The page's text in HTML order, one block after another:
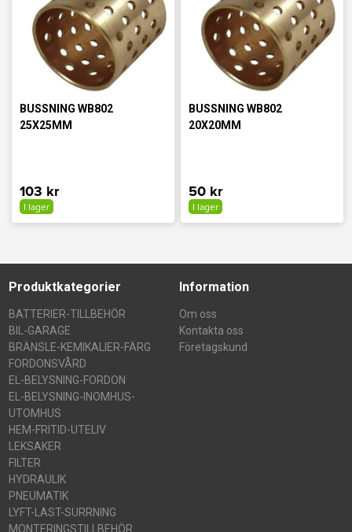
BUSSNING WB802
25X25MM
103 kr
I lager
BUSSNING WB802
20X20MM
50 kr
I lager
Produktkategorier
BATTERIER-TILLBEHÖR
BIL-GARAGE
BRÄNSLE-KEMIKALIER-FÄRG
FORDONSVÅRD
EL-BELYSNING-FORDON
EL-BELYSNING-INOMHUS-
UTOMHUS
HEM-FRITID-UTELIV
LEKSAKER
FILTER
HYDRAULIK
PNEUMATIK
LYFT-LAST-SURRNING
MONTERINGSTILLBEHÖR
Information
Om oss
Kontakta oss
Företagskund